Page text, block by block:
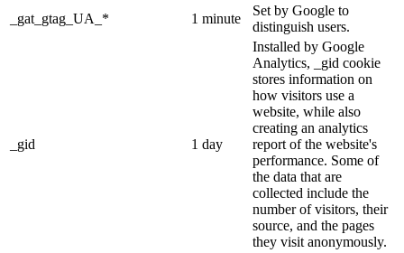
_gat_gtag_UA_*
1 minute
Set by Google to
distinguish users.
_gid 1 day
Installed by Google
Analytics, _gid cookie
stores information on
how visitors use a
website, while also
creating an analytics
report of the website's
performance. Some of
the data that are
collected include the
number of visitors, their
source, and the pages
they visit anonymously.